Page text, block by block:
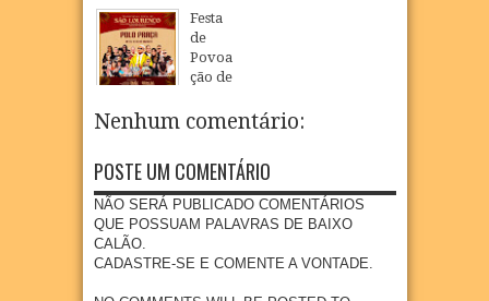
de
Multiv
acinaç
ão
para
as e
centes
res de
15
ução
de
nova
escola
a com
a e
quadr
a em
Povoa
São
LOUR
ENÇO
Festa
de
Povoa
ção de
Loure
a fé,
tradiç
ão e
cultur
a na
comu
nidad
Nenhum comentário:
POSTE UM COMENTÁRIO
NÃO SERÁ PUBLICADO COMENTÁRIOS
QUE POSSUAM PALAVRAS DE BAIXO
CALÃO.
CADASTRE-SE E COMENTE A VONTADE.